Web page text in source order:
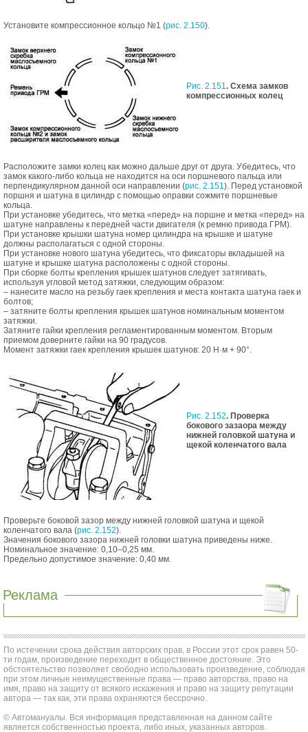
Установите компрессионное кольцо №1 (рис. 2.150).
Рис. 2.151. Схема замков
компрессионных колец
Расположите замки колец как можно дальше друг от друга. Убедитесь, что
замок какого-либо кольца не находится на оси поршневого пальца или
перпендикулярном данной оси направлении (рис. 2.151). Перед установкой
поршня и шатуна в цилиндр с помощью оправки сожмите поршневые
кольца.
При установке убедитесь, что метка «перед» на поршне и метка «перед» на
шатуне направлены к передней части двигателя (к ремню привода ГРМ).
При установке крышки шатуна номер цилиндра на крышке и шатуне
должны располагаться с одной стороны.
При установке нового шатуна убедитесь, что фиксаторы вкладышей на
шатуне и крышке шатуна расположены с одной стороны.
При сборке болты крепления крышек шатунов следует затягивать,
используя угловой метод затяжки, следующим образом:
– нанесите масло на резьбу гаек крепления и места контакта шатуна гаек и
болтов;
– затяните болты крепления крышек шатунов номинальным моментом
затяжки.
Затяните гайки крепления регламентированным моментом. Вторым
приемом доверните гайки на 90 градусов.
Момент затяжки гаек крепления крышек шатунов: 20 Н·м + 90°.
Рис. 2.152. Проверка
бокового зазаора между
нижней головкой шатуна и
щекой коленчатого вала
Проверьте боковой зазор между нижней головкой шатуна и щекой
коленчатого вала (рис. 2.152).
Значения бокового зазора нижней головки шатуна приведены ниже.
Номинальное значение: 0,10–0,25 мм.
Предельно допустимое значение: 0,40 мм.
Реклама
По истечении срока действия авторских прав, в России этот срок равен 50-
ти годам, произведение переходит в общественное достояние. Это
обстоятельство позволяет свободно использовать произведение, соблюдая
при этом личные неимущественные права — право авторства, право на
имя, право на защиту от всякого искажения и право на защиту репутации
автора — так как, эти права охраняются бессрочно.
© Автомануалы. Вся информация представленная на данном сайте
является собственностью проекта, либо иных, указанных авторов.